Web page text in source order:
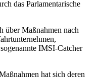
das Parlamentarische
über Maßnahmen nach
IMSI-Catcher
hat sich deren